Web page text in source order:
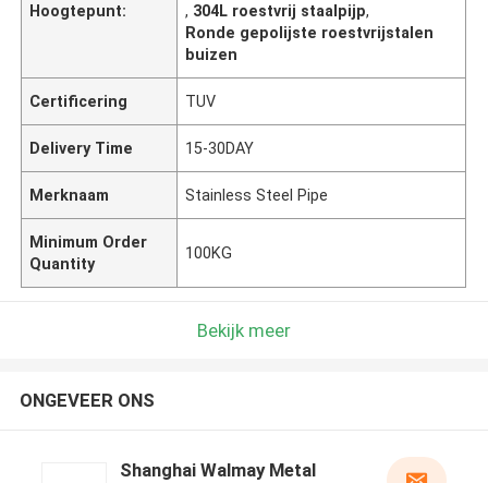
Hoogtepunt:
, 304L roestvrij staalpijp,
Ronde gepolijste roestvrijstalen
buizen
Certificering TUV
Delivery Time 15-30DAY
Merknaam Stainless Steel Pipe
Minimum Order
Quantity
100KG
Bekijk meer
ONGEVEER ONS
Shanghai Walmay Metal